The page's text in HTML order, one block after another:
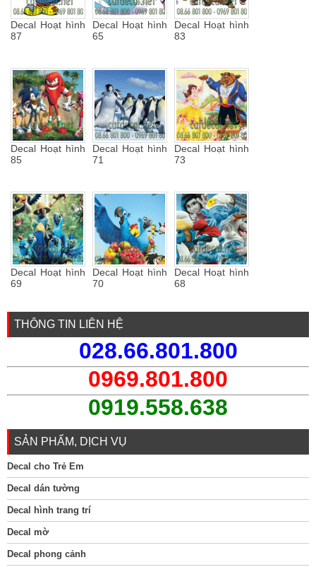
Decal Hoạt hình
87
Decal Hoạt hình
65
Decal Hoạt hình
83
Decal Hoạt hình
85
Decal Hoạt hình
71
Decal Hoạt hình
73
Decal Hoạt hình
69
Decal Hoạt hình
70
Decal Hoạt hình
68
THÔNG TIN LIÊN HỆ
028.66.801.800
0969.801.800
0919.558.638
SẢN PHẨM, DỊCH VỤ
Decal cho Trẻ Em
Decal dán tường
Decal hình trang trí
Decal mờ
Decal phong cảnh